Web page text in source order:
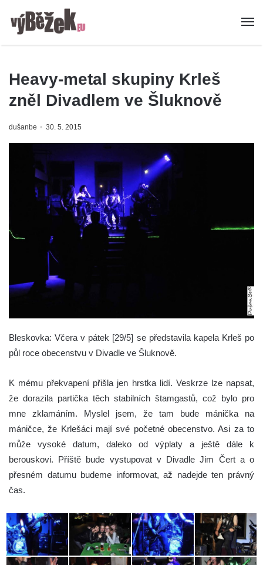
Heavy-metal skupiny Krleš
zněl Divadlem ve Šluknově
dušanbe 30. 5. 2015
Bleskovka: Včera v pátek [29/5] se představila kapela Krleš po
půl roce obecenstvu v Divadle ve Šluknově.
K mému překvapení přišla jen hrstka lidí. Veskrze lze napsat,
že dorazila partička těch stabilních štamgastů, což bylo pro
mne zklamáním. Myslel jsem, že tam bude mánička na
máničce, že Krlešáci mají své početné obecenstvo. Asi za to
může vysoké datum, daleko od výplaty a ještě dále k
berouskovi. Příště bude vystupovat v Divadle Jim Čert a o
přesném datumu budeme informovat, až nadejde ten právný
čas.